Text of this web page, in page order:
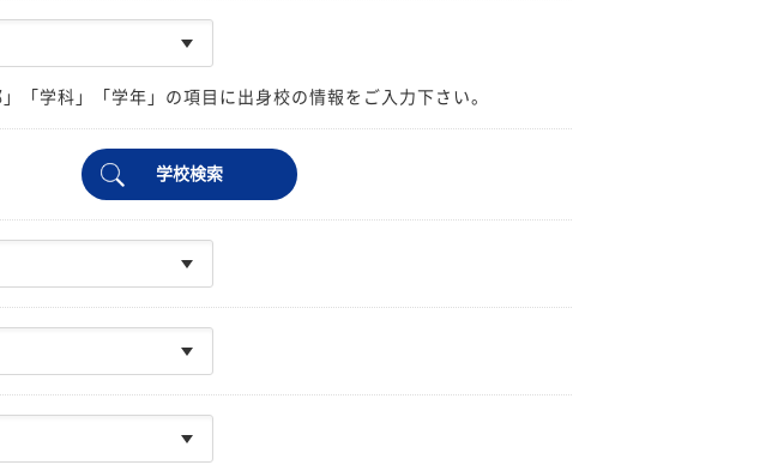
「学科」「学年」の項目に出身校の情報をご入力下さい。
学校検索